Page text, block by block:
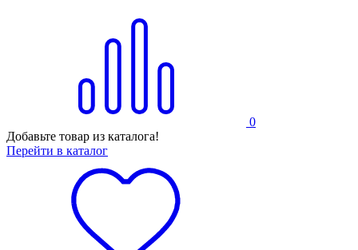
0
Добавьте товар из каталога!
Перейти в каталог